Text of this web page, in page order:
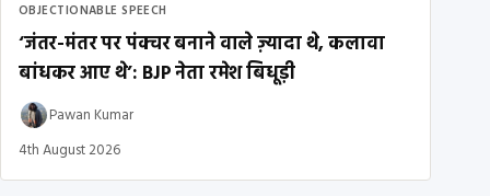
OBJECTIONABLE SPEECH
‘जंतर-मंतर पर पंक्चर बनाने वाले ज़्यादा थे, कलावा
बांधकर आए थे’: BJP नेता रमेश बिधूड़ी
Pawan Kumar
4th August 2026